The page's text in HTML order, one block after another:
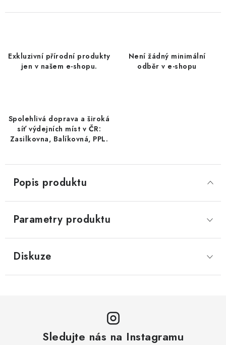
LYOFILIZOVANÉ OVOCE
KOŘENÍ / TEKUTÁ OCHUCOVADLA/OMÁČKY
SUŠENÉ OVOCE / MERUŇKY SÍŘENÉ / MERUŇKY
LYOFILIZOVANÉ OVOCE / MANGO
LYOFILIZOVANÉ OVOCE / JAHODY
OŘECHY PRAŽENÉ, SOLENÉ A DOCHUCENÉ /
PISTÁCIE PRAŽENÉ SOLENÉ
Exkluzivní přírodní produkty
jen v našem e-shopu.
Není žádný minimální
odběr v e-shopu
Spolehlivá doprava a široká
síť výdejních míst v ČR:
Zasilkovna, Balíkovná, PPL.
Popis produktu
Parametry produktu
Diskuze
Sledujte nás na Instagramu